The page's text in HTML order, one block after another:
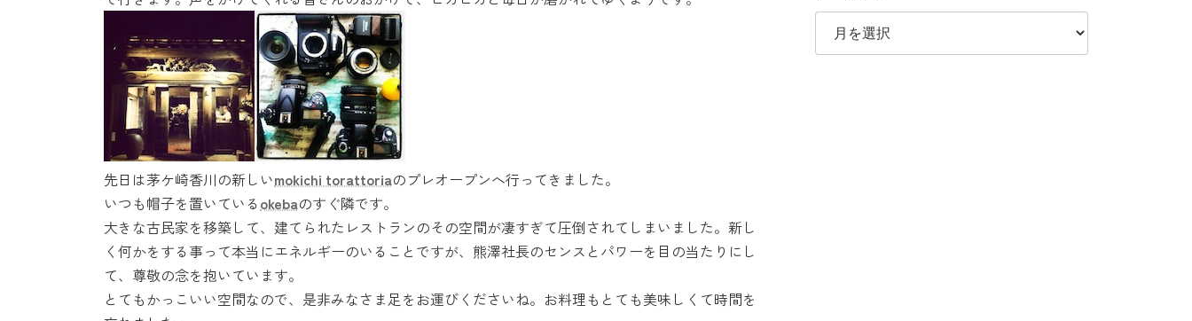
先日は茅ケ崎香川の新しいmokichi torattoriaのプレオープンへ行ってきました。
いつも帽子を置いているokebaのすぐ隣です。
大きな古民家を移築して、建てられたレストランのその空間が凄すぎて圧倒されてしまいました。新し
く何かをする事って本当にエネルギーのいることですが、熊澤社長のセンスとパワーを目の当たりにし
て、尊敬の念を抱いています。
とてもかっこいい空間なので、是非みなさま足をお運びくださいね。お料理もとても美味しくて時間を